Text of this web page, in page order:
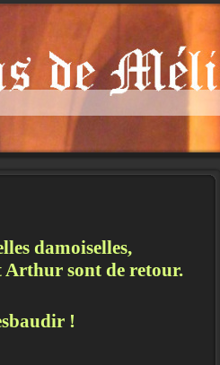
damoiselles,
Arthur sont de retour.
!